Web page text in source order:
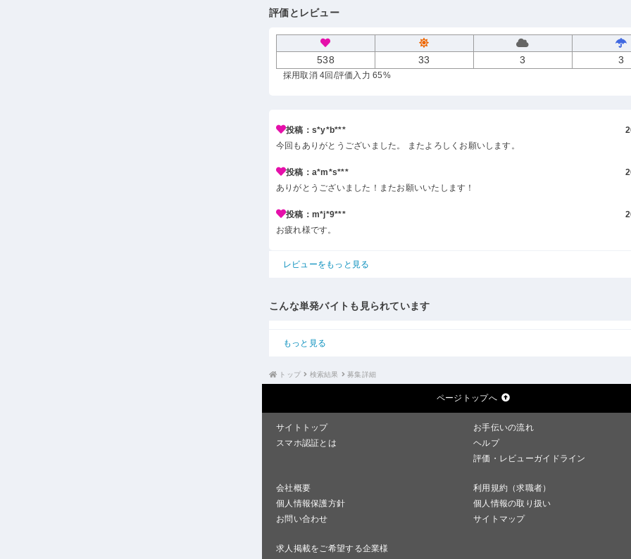
評価とレビュー
538 33 3 3
採用取消 4回 /評価入力 65%
投稿：s*y*b***
今回もありがとうございました。 またよろしくお願いします。
投稿：a*m*s***
ありがとうございました！またお願いいたします！
投稿：m*j*9***
お疲れ様です。
レビューをもっと見る
こんな単発バイトも見られています
もっと見る
トップ 検索結果 募集詳細
ページトップへ
サイトトップ
お手伝いの流れ
スマホ認証とは
ヘルプ
評価・レビューガイドライン
会社概要
利用規約（求職者）
個人情報保護方針
個人情報の取り扱い
お問い合わせ
サイトマップ
求人掲載をご希望する企業様